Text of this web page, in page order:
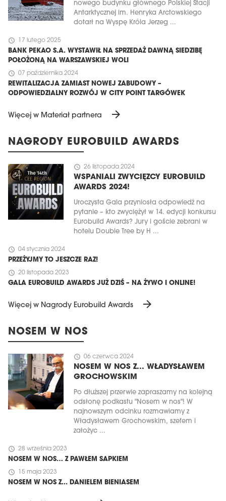
nowego budynku głównego Polskiej Stacji
Antarktycznej im. Henryka Arctowskiego
dotarł na Wyspę Króla Jerzeg ...
schedule 17 lutego 2025
BANK PEKAO S.A. WYSTAWIŁ NA SPRZEDAŻ DAWNĄ SIEDZIBĘ
POŁOŻONĄ NA WARSZAWSKIEJ WOLI
schedule 07 października 2024
REWITALIZACJA ZAMIAST NOWEJ ZABUDOWY –
ODPOWIEDZIALNY ROZWÓJ W CITY POINT TARGÓWEK
Więcej w Materiał partnera arrow_forward
NAGRODY EUROBUILD AWARDS
schedule 26 listopada 2024
WSPANIALI ZWYCIĘZCY EUROBUILD
AWARDS 2024!
Uroczysta Gala przyniosła odpowiedź na
pytanie – kto zwyciężył w 14. edycji konkursu
Eurobuild Awards? Jury i goście zebrani w
hotelu Double Tree by H ...
schedule 04 stycznia 2024
PRZEŻYJMY TO JESZCZE RAZ!
schedule 20 listopada 2023
GALA EUROBUILD AWARDS JUŻ DZIŚ – NA ŻYWO I ONLINE!
Więcej w Nagrody Eurobuild Awards arrow_forward
NOSEM W NOS
schedule 06 czerwca 2024
NOSEM W NOS Z... WŁADYSŁAWEM
GROCHOWSKIM
Po dłuższej przerwie zapraszamy na kolejną
odsłonę podkastu "Nosem w nos"! W
najnowszym odcinku rozmawiamy z
Władysławem Grochowskim, szefem i
założyc ...
schedule 28 września 2023
NOSEM W NOS… Z PAWŁEM SAPKIEM
schedule 15 maja 2023
NOSEM W NOS Z... DANIELEM BIENIASEM